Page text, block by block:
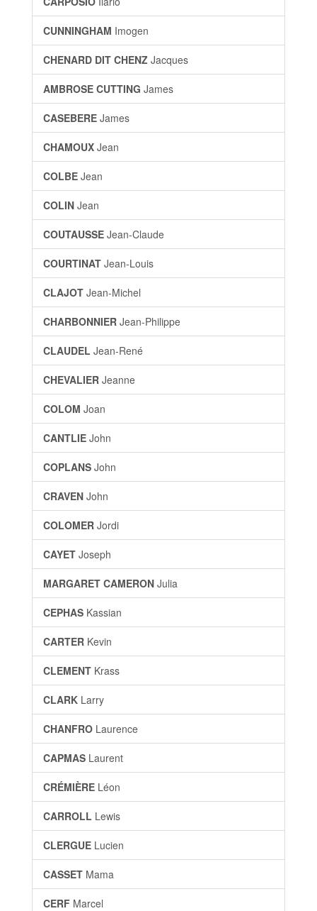
CUNNINGHAM Imogen
CHENARD DIT CHENZ Jacques
AMBROSE CUTTING James
CASEBERE James
CHAMOUX Jean
COLBE Jean
COLIN Jean
COUTAUSSE Jean-Claude
COURTINAT Jean-Louis
CLAJOT Jean-Michel
CHARBONNIER Jean-Philippe
CLAUDEL Jean-René
CHEVALIER Jeanne
COLOM Joan
CANTLIE John
COPLANS John
CRAVEN John
COLOMER Jordi
CAYET Joseph
MARGARET CAMERON Julia
CEPHAS Kassian
CARTER Kevin
CLEMENT Krass
CLARK Larry
CHANFRO Laurence
CAPMAS Laurent
CRÉMIÈRE Léon
CARROLL Lewis
CLERGUE Lucien
CASSET Mama
CERF Marcel